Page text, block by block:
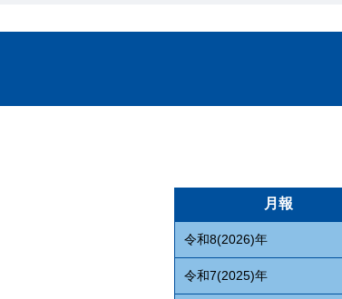
月報
令和8(2026)年
令和7(2025)年